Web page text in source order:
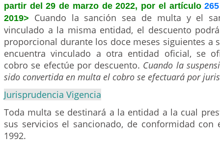
partir del 29 de marzo de 2022, por el artículo265
2019> Cuando la sanción sea de multa y el
vinculado a la misma entidad, el descuento
proporcional durante los doce meses siguientes a
encuentra vinculado a otra entidad oficial, se
cobro se efectúe por descuento. Cuando la
sido convertida en multa el cobro se efectuará por
Jurisprudencia Vigencia
Toda multa se destinará a la entidad a la cual
sus servicios el sancionado, de conformidad con
1992.